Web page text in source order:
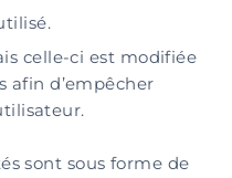
celle-ci est modifiée
afin d’empêcher
sont sous forme de